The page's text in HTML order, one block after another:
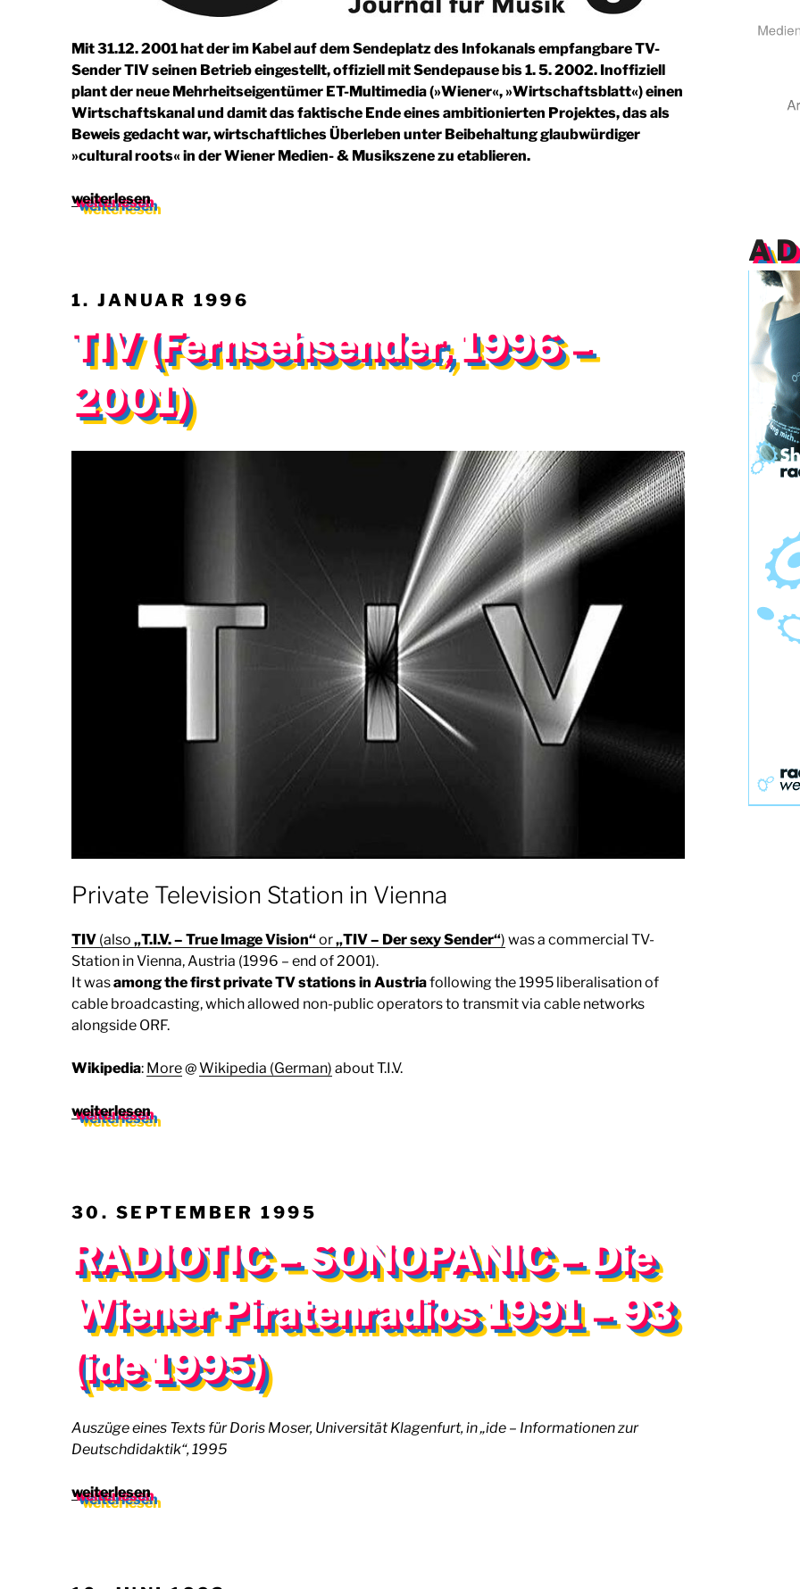
Mit 31.12. 2001 hat der im Kabel auf dem Sendeplatz des Infokanals empfangbare TV-
Sender TIV seinen Betrieb eingestellt, offiziell mit Sendepause bis 1. 5. 2002. Inoffiziell
plant der neue Mehrheitseigentümer ET-Multimedia (»Wiener«, »Wirtschaftsblatt«) einen
Wirtschaftskanal und damit das faktische Ende eines ambitionierten Projektes, das als
Beweis gedacht war, wirtschaftliches Überleben unter Beibehaltung glaubwürdiger
»cultural roots« in der Wiener Medien- & Musikszene zu etablieren.
„On
Sale:
(skug
weiterlesen
VERÖFFENTLICHT
1. JANUAR 1996
TIV (Fernsehsender, 1996 –
2001)
Private Television Station in Vienna
TIV (also „T.I.V. – True Image Vision“or„TIV – Der sexy Sender“) was a commercial TV-
Station in Vienna, Austria (1996 – end of 2001).
It wasamong the first private TV stations in Austriafollowing the 1995 liberalisation of
cable broadcasting, which allowed non-public operators to transmit via cable networks
alongside ORF.
Wikipedia: More@Wikipedia (German) about T.I.V.
„TIV
(Fernsehsender,
weiterlesen
VERÖFFENTLICHT
30. SEPTEMBER 1995
RADIOTIC – SONOPANIC – Die
Wiener Piratenradios 1991 – 93
(ide 1995)
Auszüge eines Texts für Doris Moser, Universität Klagenfurt, in „ide – Informationen zur
Deutschdidaktik“, 1995
„RADIOTIC
weiterlesen